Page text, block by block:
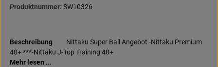
Produktnummer: SW10326
Beschreibung
Nittaku Super Ball Angebot -Nittaku Premium
40+ ***-Nittaku J-Top Training 40+
Mehr lesen ...